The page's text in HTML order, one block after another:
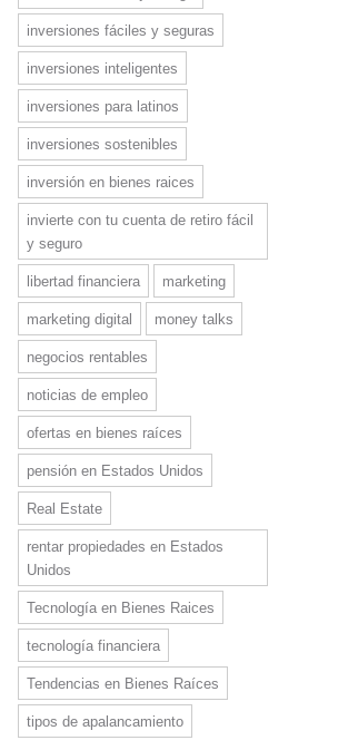
inversiones fáciles y seguras
inversiones inteligentes
inversiones para latinos
inversiones sostenibles
inversión en bienes raices
invierte con tu cuenta de retiro fácil
y seguro
libertad financiera marketing
marketing digital money talks
negocios rentables
noticias de empleo
ofertas en bienes raíces
pensión en Estados Unidos
Real Estate
rentar propiedades en Estados
Unidos
Tecnología en Bienes Raices
tecnología financiera
Tendencias en Bienes Raíces
tipos de apalancamiento